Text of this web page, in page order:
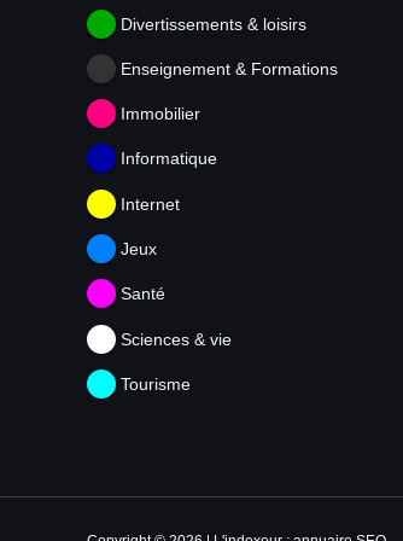
Divertissements & loisirs
Enseignement & Formations
Immobilier
Informatique
Internet
Jeux
Santé
Sciences & vie
Tourisme